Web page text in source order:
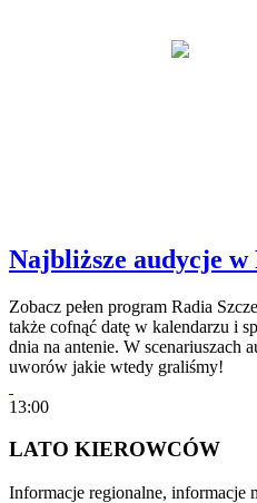
Najbliższe audycje w
Zobacz pełen program Radia
także cofnąć datę w kalendarzu i
dnia na antenie. W scenariuszach
uworów jakie wtedy graliśmy!
13:00
LATO KIEROWCÓW
Informacje regionalne, informacje